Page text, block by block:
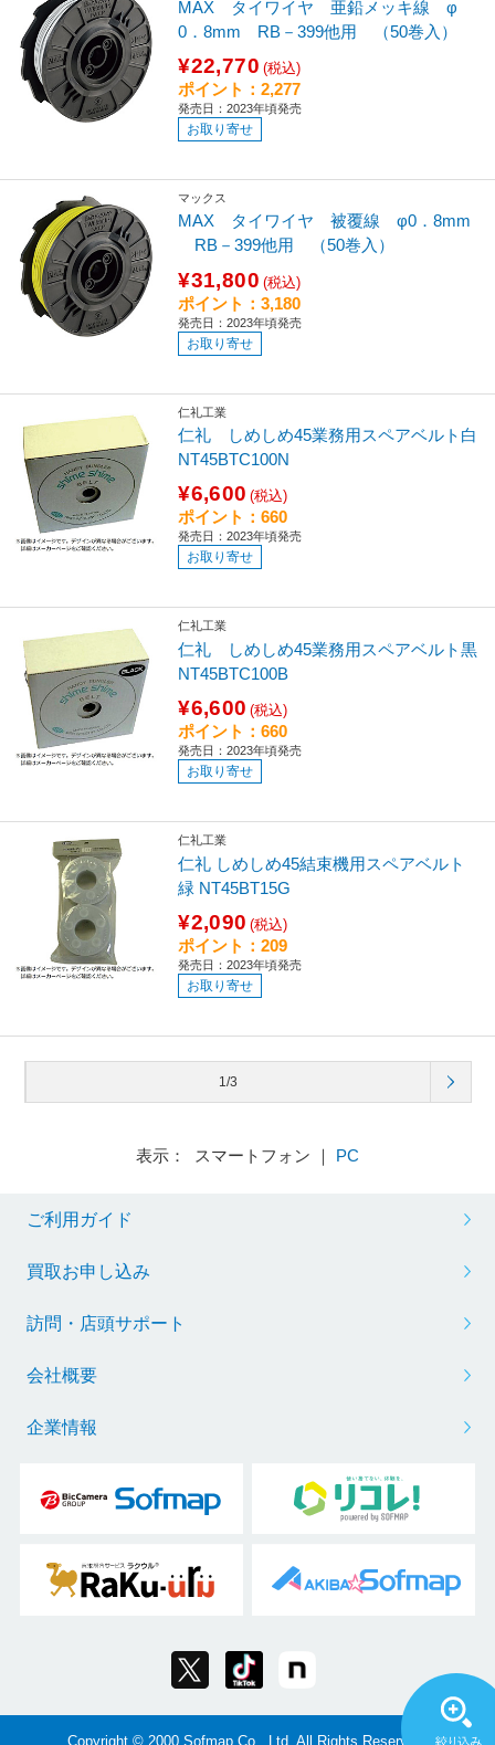
MAX タイワイヤ 亜鉛メッキ線 φ
0．8mm RB－399他用 （50巻入）
¥22,770 (税込)
ポイント：2,277
発売日：2023年頃発売
お取り寄せ
マックス
MAX タイワイヤ 被覆線 φ0．8mm
RB－399他用 （50巻入）
¥31,800 (税込)
ポイント：3,180
発売日：2023年頃発売
お取り寄せ
仁礼工業
仁礼 しめしめ45業務用スペアベルト白
NT45BTC100N
¥6,600 (税込)
ポイント：660
発売日：2023年頃発売
お取り寄せ
仁礼工業
仁礼 しめしめ45業務用スペアベルト黒
NT45BTC100B
¥6,600 (税込)
ポイント：660
発売日：2023年頃発売
お取り寄せ
仁礼工業
仁礼 しめしめ45結束機用スペアベルト
緑 NT45BT15G
¥2,090 (税込)
ポイント：209
発売日：2023年頃発売
お取り寄せ
1/3
表示： スマートフォン ｜ PC
ご利用ガイド
買取お申し込み
訪問・店頭サポート
会社概要
企業情報
Copyright © 2000 Sofmap Co., Ltd. All Rights Reserved.